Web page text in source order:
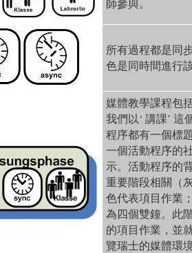
師參與。
所有過程都是同
色是同時間進行
媒體教學課程包
我們以‘ 講課’
程序都有一個標
一個活動程序的
示。活動程序的
重要階段相關（
色代表項目作業
為四個雙鐘。此
的項目作業，並
覽瑞士的媒體環